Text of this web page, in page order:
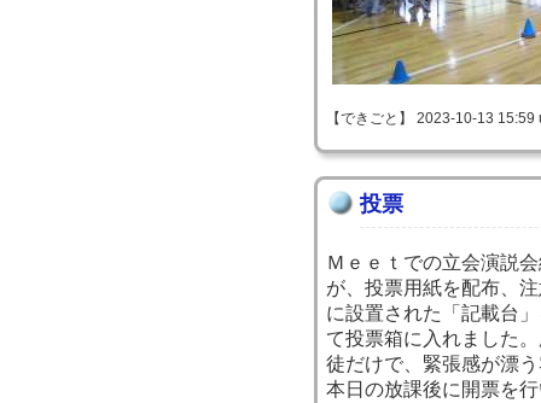
【できごと】 2023-10-13
投票
Ｍｅｅｔでの立会演説
が、投票用紙を配布、
に設置された「記載台
て投票箱に入れました
徒だけで、緊張感が漂
本日の放課後に開票を